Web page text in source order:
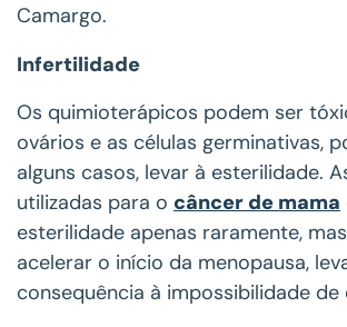
Camargo.
Infertilidade
Os quimioterápicos podem ser
ovários e as células germinativas,
alguns casos, levar à esterilidade.
utilizadas para o câncer de mama
esterilidade apenas raramente,
acelerar o início da menopausa,
consequência à impossibilidade de